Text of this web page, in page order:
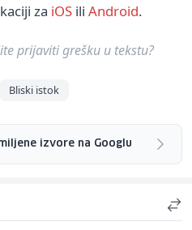
za iOS ili Android.
prijaviti grešku u tekstu?
Bliski istok
izvore na Googlu